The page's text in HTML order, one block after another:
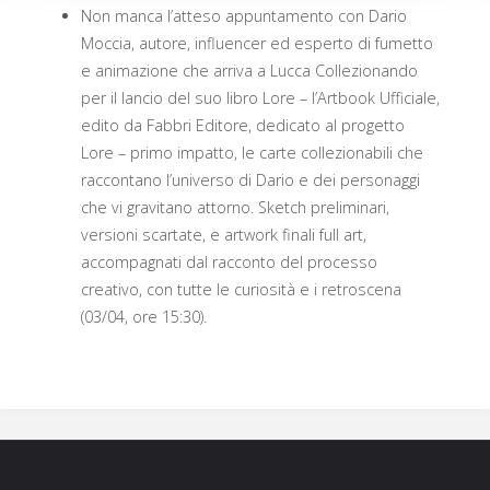
Non manca l’atteso appuntamento con Dario
Moccia, autore, influencer ed esperto di fumetto
e animazione che arriva a Lucca Collezionando
per il lancio del suo libro Lore – l’Artbook Ufficiale,
edito da Fabbri Editore, dedicato al progetto
Lore – primo impatto, le carte collezionabili che
raccontano l’universo di Dario e dei personaggi
che vi gravitano attorno. Sketch preliminari,
versioni scartate, e artwork finali full art,
accompagnati dal racconto del processo
creativo, con tutte le curiosità e i retroscena
(03/04, ore 15:30).